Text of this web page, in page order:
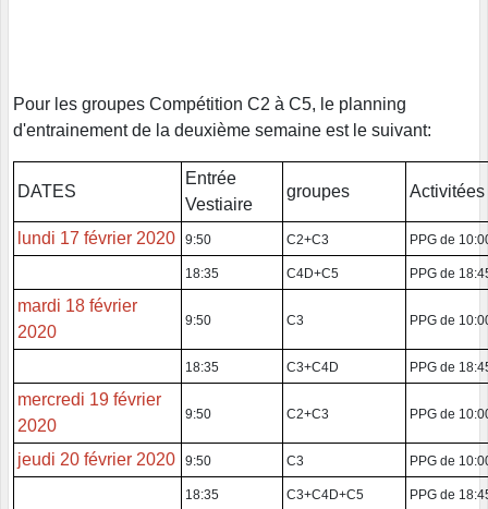
Pour les groupes Compétition C2 à C5, le planning
d'entrainement de la deuxième semaine est le suivant:
DATES
Entrée
Vestiaire
groupes Activitées
lundi 17 février 2020 9:50 C2+C3 PPG de
18:35 C4D+C5 PPG de
mardi 18 février
2020
9:50 C3 PPG de
18:35 C3+C4D PPG de
mercredi 19 février
2020
9:50 C2+C3 PPG de
jeudi 20 février 2020 9:50 C3 PPG de
18:35 C3+C4D+C5 PPG de